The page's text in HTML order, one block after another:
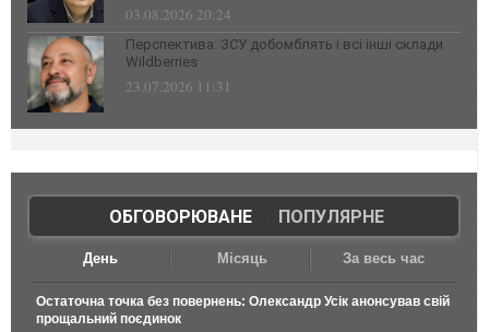
03.08.2026 20:24
Перспектива: ЗСУ добомблять і всі інші склади
Wildberries
23.07.2026 11:31
ОБГОВОРЮВАНЕ| ПОПУЛЯРНЕ
День Місяць За весь час
Остаточна точка без повернень: Олександр Усік анонсував свій
прощальний поєдинок